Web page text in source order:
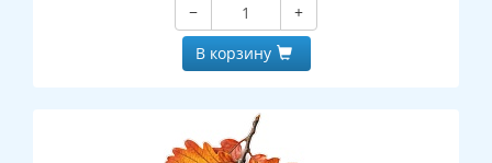
−
+
В корзину